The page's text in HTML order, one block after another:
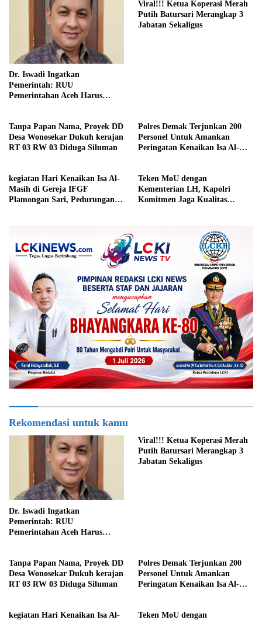
Dr. Iswadi Ingatkan
Pemerintah: RUU
Pemerintahan Aceh Harus
Viral!!! Ketua Koperasi Merah
Putih Batursari Merangkap 3
Jabatan Sekaligus
Tanpa Papan Nama, Proyek DD
Desa Wonosekar Dukuh kerajan
RT 03 RW 03 Diduga Siluman
Polres Demak Terjunkan 200
Personel Untuk Amankan
Peringatan Kenaikan Isa Al-
kegiatan Hari Kenaikan Isa Al-
Masih di Gereja IFGF
Plamongan Sari, Pedurungan,
Teken MoU dengan
Kementerian LH, Kapolri
Komitmen Jaga Kualitas
Rekomendasi untuk kamu
Dr. Iswadi Ingatkan
Pemerintah: RUU
Pemerintahan Aceh Harus
Viral!!! Ketua Koperasi Merah
Putih Batursari Merangkap 3
Jabatan Sekaligus
Tanpa Papan Nama, Proyek DD
Desa Wonosekar Dukuh kerajan
RT 03 RW 03 Diduga Siluman
Polres Demak Terjunkan 200
Personel Untuk Amankan
Peringatan Kenaikan Isa Al-
kegiatan Hari Kenaikan Isa Al-
Teken MoU dengan